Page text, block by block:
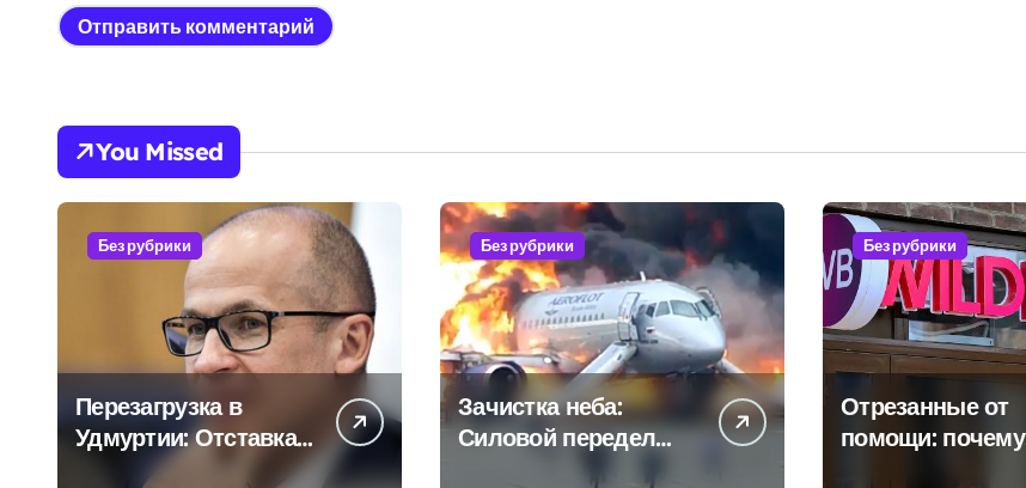
You Missed
Без рубрики
Перезагрузка в
Удмуртии: Отставка
Бречалова как
Без рубрики
Зачистка неба:
Силовой передел
авиаотрасли
Без рубрики
Отрезанные от
помощи: почему